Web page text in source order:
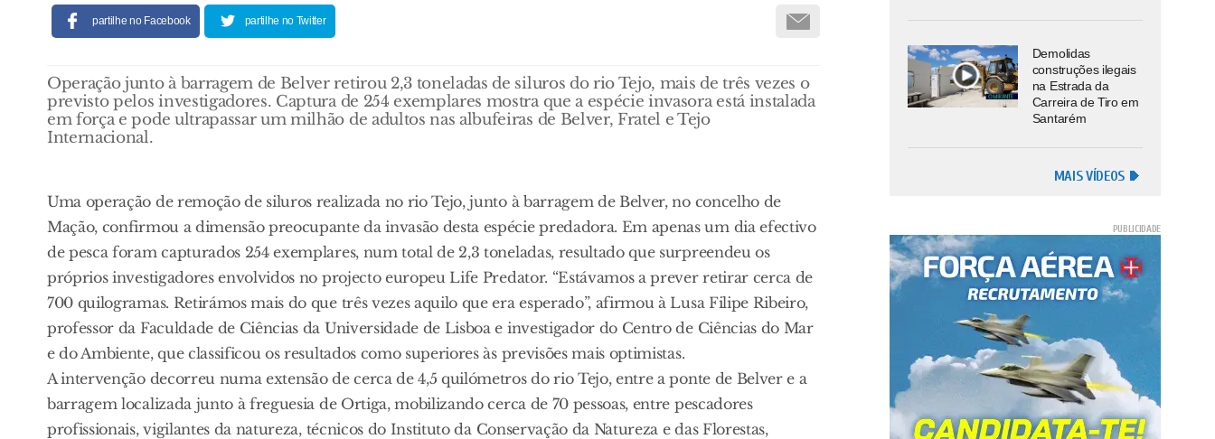
partilhe no Facebook partilhe no Twitter
Operação junto à barragem de Belver retirou 2,3 toneladas de siluros do rio Tejo, mais de três vezes o
previsto pelos investigadores. Captura de 254 exemplares mostra que a espécie invasora está instalada
em força e pode ultrapassar um milhão de adultos nas albufeiras de Belver, Fratel e Tejo
Internacional.
Uma operação de remoção de siluros realizada no rio Tejo, junto à barragem de Belver, no concelho de
Mação, confirmou a dimensão preocupante da invasão desta espécie predadora. Em apenas um dia efectivo
de pesca foram capturados 254 exemplares, num total de 2,3 toneladas, resultado que surpreendeu os
próprios investigadores envolvidos no projecto europeu Life Predator. “Estávamos a prever retirar cerca de
700 quilogramas. Retirámos mais do que três vezes aquilo que era esperado”, afirmou à Lusa Filipe Ribeiro,
professor da Faculdade de Ciências da Universidade de Lisboa e investigador do Centro de Ciências do Mar
e do Ambiente, que classificou os resultados como superiores às previsões mais optimistas.
A intervenção decorreu numa extensão de cerca de 4,5 quilómetros do rio Tejo, entre a ponte de Belver e a
barragem localizada junto à freguesia de Ortiga, mobilizando cerca de 70 pessoas, entre pescadores
profissionais, vigilantes da natureza, técnicos do Instituto da Conservação da Natureza e das Florestas,
Demolidas
construções ilegais
na Estrada da
Carreira de Tiro em
Santarém
MAIS VÍDEOS